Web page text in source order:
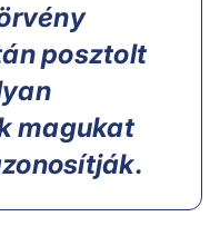
posztolt
magukat